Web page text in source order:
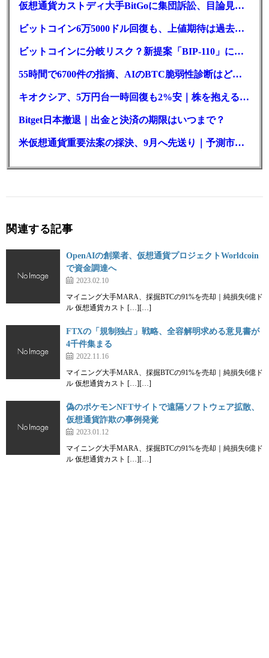
仮想通貨カストディ大手BitGoに集団訴訟、目論見書が争点に
ビットコイン6万5000ドル回復も、上値期待は過去最低の23%
ビットコインに分岐リスク？新提案「BIP-110」に期限迫る
55時間で6700件の指摘、AIのBTC脆弱性診断はどこまで本物か
キオクシア、5万円台一時回復も2%安｜株を抱える東芝は純利益30倍
Bitget日本撤退｜出金と決済の期限はいつまで？
米仮想通貨重要法案の採決、9月へ先送り｜予測市場の成立確率は14%に
関連する記事
OpenAIの創業者、仮想通貨プロジェクトWorldcoin
で資金調達へ
2023.02.10
マイニング大手MARA、採掘BTCの91%を売却｜純損失6億ド
ル 仮想通貨カスト […][…]
FTXの「規制独占」戦略、全容解明求める意見書が
4千件集まる
2022.11.16
マイニング大手MARA、採掘BTCの91%を売却｜純損失6億ド
ル 仮想通貨カスト […][…]
偽のポケモンNFTサイトで遠隔ソフトウェア拡散、
仮想通貨詐欺の事例発覚
2023.01.12
マイニング大手MARA、採掘BTCの91%を売却｜純損失6億ド
ル 仮想通貨カスト […][…]